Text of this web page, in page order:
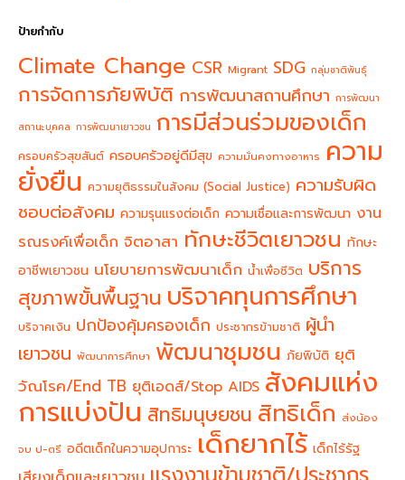
ป้ายกำกับ
Climate Change CSR Migrant SDG กลุ่มชาติพันธุ์
การจัดการภัยพิบัติ การพัฒนาสถานศึกษา การพัฒนา
สถานะบุคคล การพัฒนาเยาวชน การมีส่วนร่วมของเด็ก
ครอบครัวสุขสันต์ ครอบครัวอยู่ดีมีสุข ความมั่นคงทางอาหาร ความ
ยั่งยืน ความยุติธรรมในสังคม (Social Justice) ความรับผิด
ชอบต่อสังคม ความรุนแรงต่อเด็ก ความเชื่อและการพัฒนา งาน
รณรงค์เพื่อเด็ก จิตอาสา ทักษะชีวิตเยาวชน ทักษะ
อาชีพเยาวชน นโยบายการพัฒนาเด็ก น้ำเพื่อชีวิต บริการ
สุขภาพขั้นพื้นฐาน บริจาคทุนการศึกษา
บริจาคเงิน ปกป้องคุ้มครองเด็ก ประชากรข้ามชาติ ผู้นำ
เยาวชน พัฒนาการศึกษา พัฒนาชุมชน ภัยพิบัติ ยุติ
วัณโรค/End TB ยุติเอดส์/Stop AIDS สังคมแห่ง
การแบ่งปัน สิทธิมนุษยชน สิทธิเด็ก ส่งน้อง
จบ ป-ตรี อดีตเด็กในความอุปการะ เด็กยากไร้ เด็กไร้รัฐ